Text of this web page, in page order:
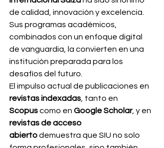
de calidad, innovación y excelencia.
Sus programas académicos,
combinados con un enfoque digital
de vanguardia, la convierten en una
institución preparada para los
desafíos del futuro.
El impulso actual de publicaciones en
revistas indexadas , tanto en
Scopus como en Google Scholar, y en
revistas de acceso
abierto demuestra que SIU no solo